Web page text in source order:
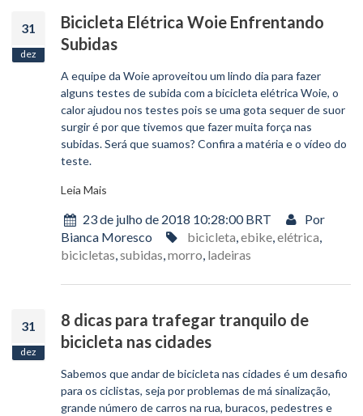
31
dez
Bicicleta Elétrica Woie Enfrentando
Subidas
A equipe da Woie aproveitou um lindo dia para fazer
alguns testes de subida com a bicicleta elétrica Woie, o
calor ajudou nos testes pois se uma gota sequer de suor
surgir é por que tivemos que fazer muita força nas
subidas. Será que suamos? Confira a matéria e o vídeo do
teste.
Leia Mais
23 de julho de 2018 10:28:00 BRT
Por
Bianca Moresco
bicicleta,ebike,elétrica,
bicicletas,subidas,morro, ladeiras
31
dez
8 dicas para trafegar tranquilo de
bicicleta nas cidades
Sabemos que andar de bicicleta nas cidades é um desafio
para os ciclistas, seja por problemas de má sinalização,
grande número de carros na rua, buracos, pedestres e